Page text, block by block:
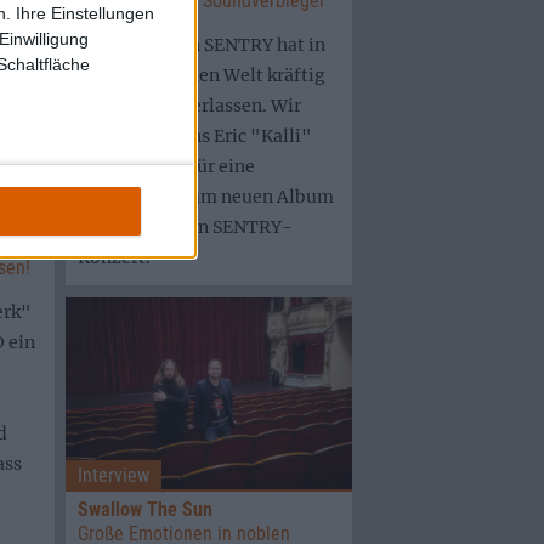
Ihre Einstellungen
Das Debüt von SENTRY hat in
der metallischen Welt kräftig
Eindruck hinterlassen. Wir
schnappten uns Eric "Kalli"
Kaldschmidt für eine
Fragerunde zum neuen Album
und zum ersten SENTRY-
Konzert.
ein
Interview
Swallow The Sun
Große Emotionen in noblen